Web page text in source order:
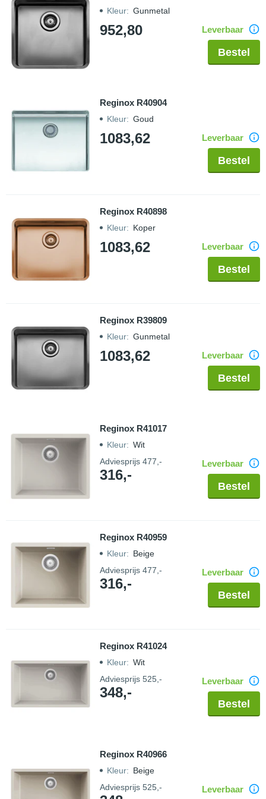
Kleur: Gunmetal
952,80 Leverbaar
Bestel
Reginox R40904
Kleur: Goud
1083,62 Leverbaar
Bestel
Reginox R40898
Kleur: Koper
1083,62 Leverbaar
Bestel
Reginox R39809
Kleur: Gunmetal
1083,62 Leverbaar
Bestel
Reginox R41017
Kleur: Wit
Adviesprijs 477,-
316,-
Leverbaar
Bestel
Reginox R40959
Kleur: Beige
Adviesprijs 477,-
316,-
Leverbaar
Bestel
Reginox R41024
Kleur: Wit
Adviesprijs 525,-
348,-
Leverbaar
Bestel
Reginox R40966
Kleur: Beige
Adviesprijs 525,- Leverbaar